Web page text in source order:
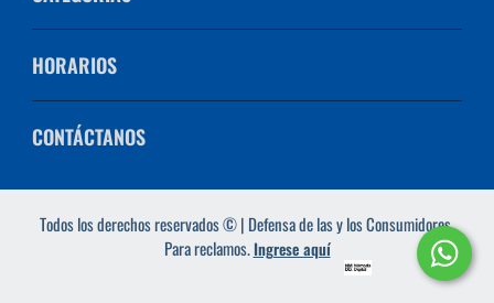
HORARIOS
CONTÁCTANOS
Todos los derechos reservados © | Defensa de las y los Consumidores.
Para reclamos.Ingrese aquí